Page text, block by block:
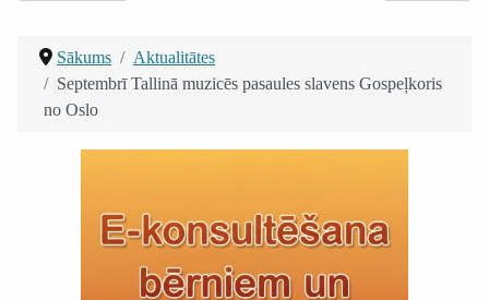
Sākums
Aktualitātes
Septembrī Tallinā muzicēs pasaules slavens Gospeļkoris
no Oslo